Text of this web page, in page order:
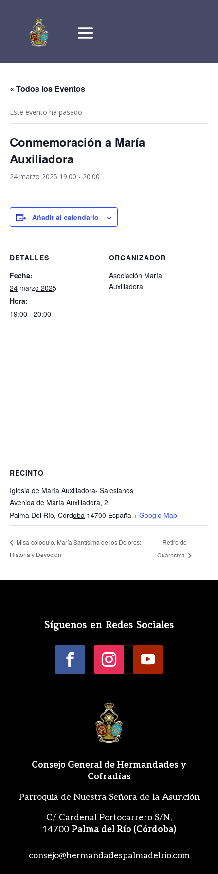
« Todos los Eventos
Este evento ha pasado.
Conmemoración a María
Auxiliadora
24 marzo 2025 19:00 - 20:00
Añadir al calendario
DETALLES
Fecha:
24 marzo 2025
Hora:
19:00 - 20:00
ORGANIZADOR
Asociación María
Auxiliadora
RECINTO
Iglesia de María Auxiliadora- Salesianos
Avenida de María Auxiliadora, 2
Palma Del Río, Córdoba 14700 España + Google Map
Misa-coloquio. María Santísima de los Dolores:
Historia y Devoción
Retiro de
Cuaresma
Síguenos en Redes Sociales
Consejo General de Hermandades y
Cofradías
Parroquia de Nuestra Señora de la Asunción
C/ Cardenal Portocarrero S/N,
14700 Palma del Río (Córdoba)
consejo@hermandadespalmadelrio.com